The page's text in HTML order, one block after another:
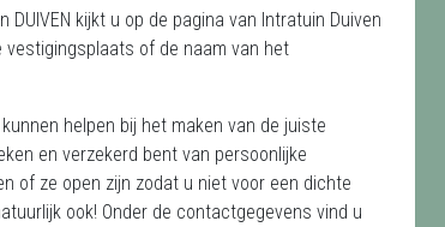
kijkt u op de pagina van Intratuin Duiven
vestigingsplaats of de naam van het
helpen bij het maken van de juiste
en verzekerd bent van persoonlijke
of ze open zijn zodat u niet voor een dichte
ook! Onder de contactgegevens vind u